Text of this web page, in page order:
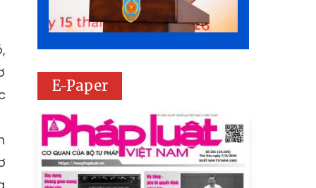
E-Paper